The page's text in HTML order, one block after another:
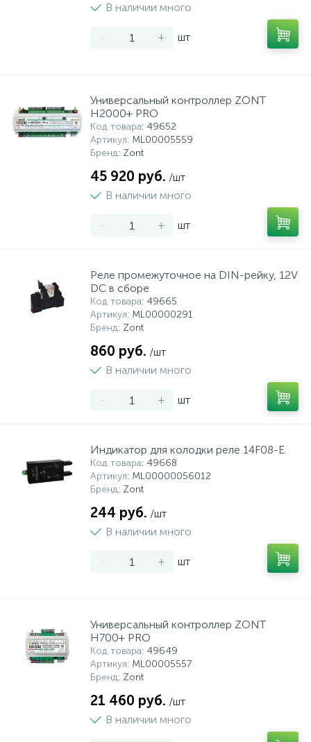
В наличии много
- + шт
Универсальный контроллер ZONT
H2000+ PRO
Код товара: 49652
Артикул: ML00005559
Бренд: Zont
45 920 руб. /шт
В наличии много
- + шт
Реле промежуточное на DIN-рейку, 12V
DC в сборе
Код товара: 49665
Артикул: ML00000291
Бренд: Zont
860 руб. /шт
В наличии много
- + шт
Индикатор для колодки реле 14F08-E
Код товара: 49668
Артикул: ML00000056012
Бренд: Zont
244 руб. /шт
В наличии много
- + шт
Универсальный контроллер ZONT
H700+ PRO
Код товара: 49649
Артикул: ML00005557
Бренд: Zont
21 460 руб. /шт
В наличии много